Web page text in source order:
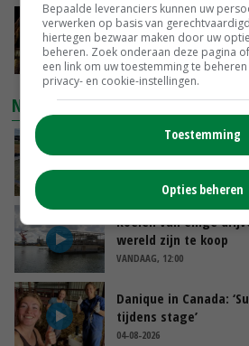
Spontane
Apeldoorn zetten de
VANDAAG, 14:48
NIEUWSTE VIDEO'S
Droogte veroorzaakt
VANDAAG, 14:06
Koeien van enige
wereld zijn te koop
VANDAAG, 12:00
Danique in Canada:
tijdens stage’
04-08-2026
Bepaalde leveranciers kunnen uw
verwerken op basis van
hiertegen bezwaar maken door uw
beheren. Zoek onderaan deze pagina
een link om uw toestemming te
privacy- en cookie-instellingen.
Toestemming
Opties beheren